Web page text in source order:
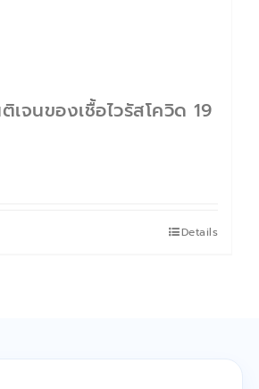
จนของเชื้อไวรัสโควิด 19
Details